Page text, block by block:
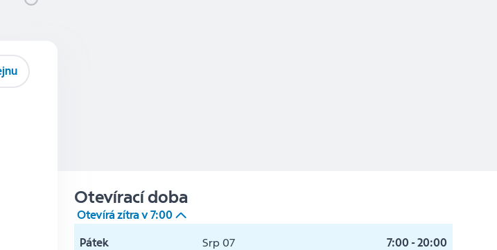
Otevírací doba
Otevírá zítra v7:00
Pátek Srp 07 7:00 -20:00